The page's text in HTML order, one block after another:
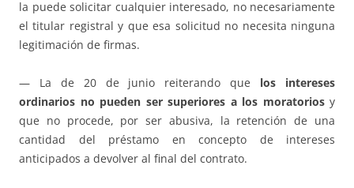
la puede solicitar cualquier interesado, no necesariamente
el titular registral y que esa solicitud no necesita ninguna
legitimación de firmas.
— La de 20 de junio reiterando que los intereses
ordinarios no pueden ser superiores a los moratoriosy
que no procede, por ser abusiva, la retención de una
cantidad del préstamo en concepto de intereses
anticipados a devolver al final del contrato.